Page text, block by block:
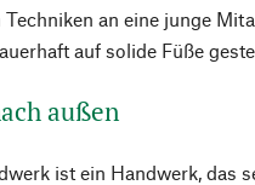
an eine junge
auf solide Füße
außen
ist ein Handwerk, das